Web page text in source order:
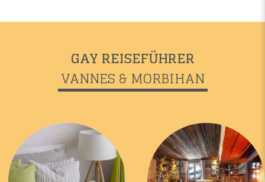
GAY REISEFÜHRER
VANNES & MORBIHAN